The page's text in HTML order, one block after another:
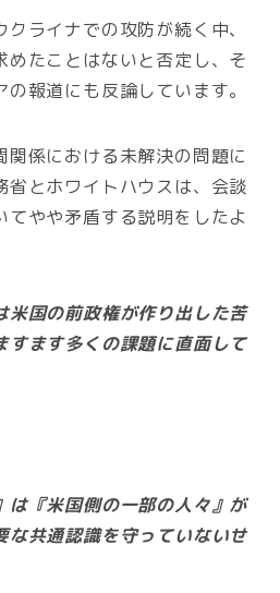
ライナでの攻防が続く中、
めたことはないと否定し、そ
報道にも反論しています。
係における未解決の問題に
省とホワイトハウスは、会談
やや矛盾する説明をしたよ
米国の前政権が作り出した苦
すます多くの課題に直面して
は『米国側の一部の人々』が
な共通認識を守っていないせ